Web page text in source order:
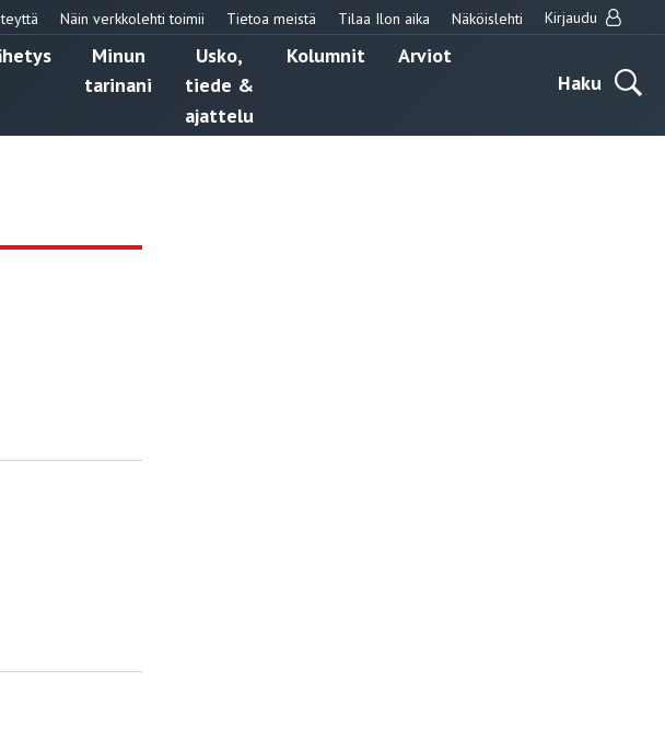
Näin verkkolehti toimii Tietoa meistä Tilaa Ilon aika Näköislehti Kirjaudu
Minun
tarinani
Usko,
tiede &
ajattelu
Kolumnit
Arviot
Haku